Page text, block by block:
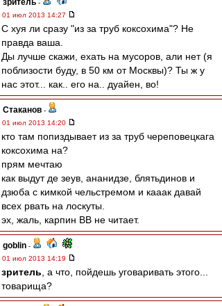
зpитель -
01 июл 2013 14:27
С хуя ли сразу "из за труб коксохима"? Не
правда ваша.
Ды лучше скажи, ехать на мусоров, али нет (я
поблизости буду, в 50 км от Москвы)? Ты ж у
нас этот... как.. его на.. дуайен, во!
Cтаканов -
01 июл 2013 14:20
кто там попиздывает из за труб череповецкага
коксохима на?
прям мечтаю
как выдут де зеув, ананидзе, блятьдинов и
дзюба с кимкой чельстремом и кааак давай
всех рвать на лоскуты.
эх, жаль, карпин ВВ не читает.
goblin -
01 июл 2013 14:19
зpитель , а что, пойдешь уговаривать этого...
товарища?